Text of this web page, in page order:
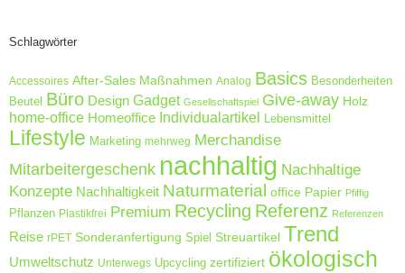
Schlagwörter
Accessoires After-Sales Maßnahmen Analog Basics Besonderheiten
Beutel Büro Design Gadget Gesellschaftspiel Give-away Holz
home-office Homeoffice Individualartikel Lebensmittel
Lifestyle Marketing mehrweg Merchandise
Mitarbeitergeschenk nachhaltig Nachhaltige
Konzepte Nachhaltigkeit Naturmaterial office Papier Pfiffig
Pflanzen Plastikfrei Premium Recycling Referenz Referenzen
Reise rPET Sonderanfertigung Spiel Streuartikel Trend
Umweltschutz Unterwegs Upcycling zertifiziert ökologisch